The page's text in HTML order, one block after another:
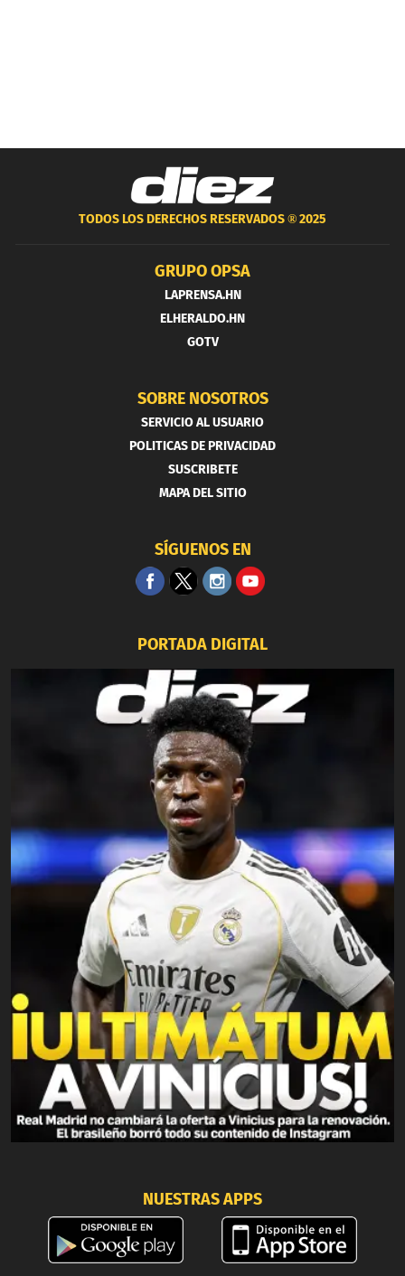
TODOS LOS DERECHOS RESERVADOS ®2025
GRUPO OPSA
LAPRENSA.HN
ELHERALDO.HN
GOTV
SOBRE NOSOTROS
SERVICIO AL USUARIO
POLITICAS DE PRIVACIDAD
SUSCRIBETE
MAPA DEL SITIO
SÍGUENOS EN
PORTADA DIGITAL
NUESTRAS APPS